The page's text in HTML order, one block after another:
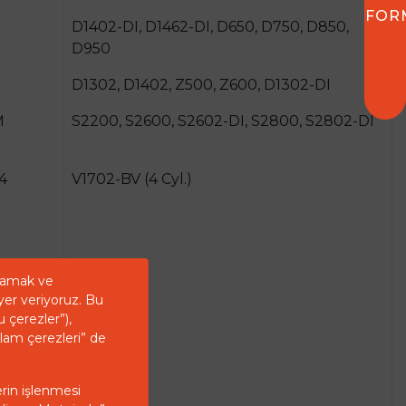
D1402-DI, D1462-DI, D650, D750, D850,
D950
D1302, D1402, Z500, Z600, D1302-DI
S2200, S2600, S2602-DI, S2800, S2802-DI
V1702-BV (4 Cyl.)
ve
veriyoruz. Bu
çerezler”),
çerezleri” de
işlenmesi